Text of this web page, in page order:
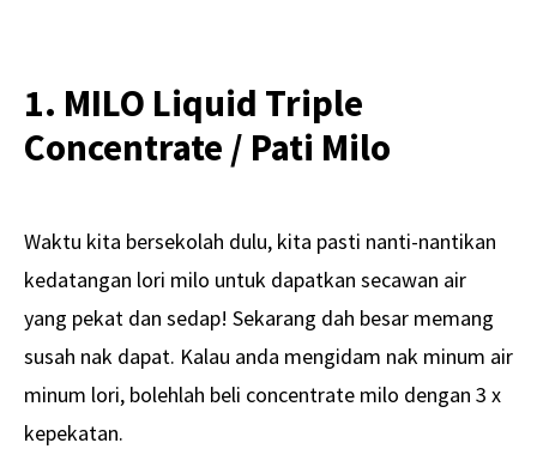
1. MILO Liquid Triple
Concentrate / Pati Milo
Waktu kita bersekolah dulu, kita pasti nanti-nantikan
kedatangan lori milo untuk dapatkan secawan air
yang pekat dan sedap! Sekarang dah besar memang
susah nak dapat. Kalau anda mengidam nak minum air
minum lori, bolehlah beli concentrate milo dengan 3 x
kepekatan.